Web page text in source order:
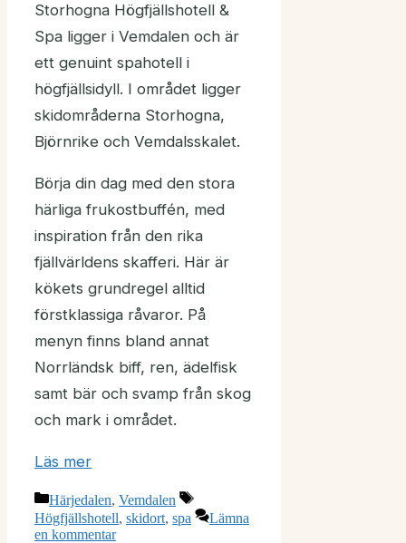
Storhogna Högfjällshotell &
Spa ligger i Vemdalen och är
ett genuint spahotell i
högfjällsidyll. I området ligger
skidområderna Storhogna,
Björnrike och Vemdalsskalet.
Börja din dag med den stora
härliga frukostbuffén, med
inspiration från den rika
fjällvärldens skafferi. Här är
kökets grundregel alltid
förstklassiga råvaror. På
menyn finns bland annat
Norrländsk biff, ren, ädelfisk
samt bär och svamp från skog
och mark i området.
Läs mer
Kategorier
Härjedalen, Vemdalen
Etiketter
Högfjällshotell, skidort, spa
Lämna
en kommentar